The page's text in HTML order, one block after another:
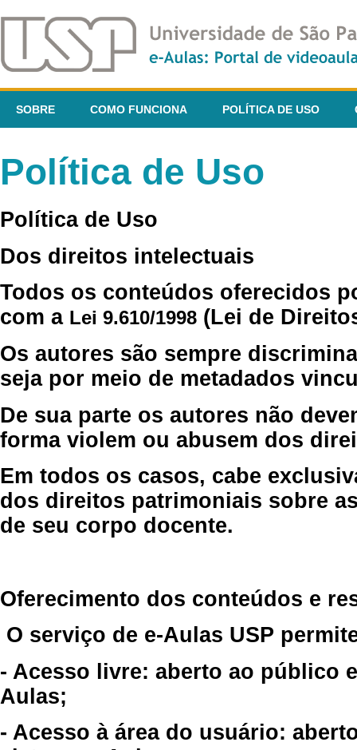
SOBRE COMO FUNCIONA POLÍTICA DE USO
Política de Uso
Política de Uso
Dos direitos intelectuais
Todos os conteúdos oferecidos
com a Lei 9.610/1998 (Lei de
Os autores são sempre
seja por meio de metadados
De sua parte os autores não
forma violem ou abusem dos
Em todos os casos, cabe
dos direitos patrimoniais sobre
de seu corpo docente.
Oferecimento dos conteúdos e
O serviço de e-Aulas USP
- Acesso livre: aberto ao público
Aulas;
- Acesso à área do usuário: